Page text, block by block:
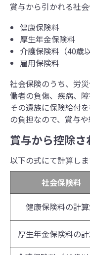
賞与から引かれる社
健康保険料
厚生年金保険料
介護保険料（40歳
雇用保険料
社会保険のうち、労
働者の負傷、疾病、
その遺族に保険給付
の負担なので、賞与
賞与から控除
以下の式にて計算しま
社会保険料
健康保険料の計
厚生年金保険料の